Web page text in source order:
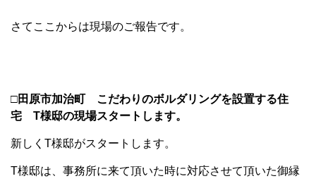
さてここからは現場のご報告です。
□田原市加治町 こだわりのボルダリングを設置する住
宅 T様邸の現場スタートします。
新しくT様邸がスタートします。
T様邸は、事務所に来て頂いた時に対応させて頂いた御縁